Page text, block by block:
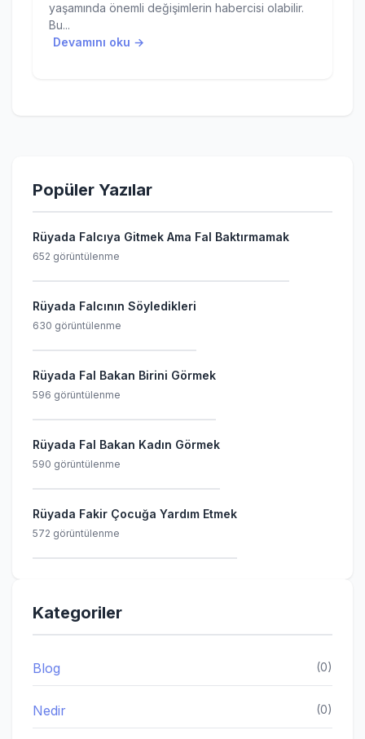
yaşamında önemli değişimlerin habercisi olabilir.
Bu...
Devamını oku →
Popüler Yazılar
Rüyada Falcıya Gitmek Ama Fal Baktırmamak
652 görüntülenme
Rüyada Falcının Söyledikleri
630 görüntülenme
Rüyada Fal Bakan Birini Görmek
596 görüntülenme
Rüyada Fal Bakan Kadın Görmek
590 görüntülenme
Rüyada Fakir Çocuğa Yardım Etmek
572 görüntülenme
Kategoriler
Blog (0)
Nedir (0)